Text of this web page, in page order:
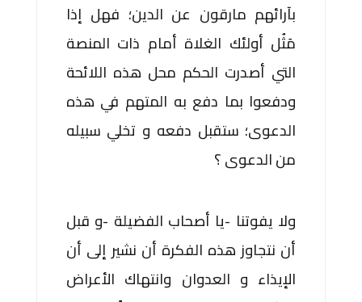
بآرائهم مارقون عن الدين؛ فهل إذا
مَثُل أولئك الغلاة أمام ذات المنصة
التي أصدرت الحكم محل هذه اللائحة
ودفعوا بما دفع به المتهم في هذه
الدعوى؛ ستقبل دفعه و تخلي سبيله
من الدعوى ؟
ولا يفوتنا -يا أصحاب الفضيلة -و قبل
أن نتجاوز هذه الفكرة أن نشير إلى أن
الإيذاء و العدوان وانتهاك الأعراض